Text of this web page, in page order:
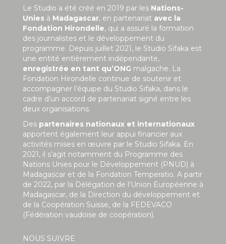
Le Studio a été créé en 2019 par les Nations-
Unies à Madagascar, en partenariat avec la
Fondation Hirondelle, qui a assuré la formation
des journalistes et le développement du
programme. Depuis juillet 2021, le Studio Sifaka est
une entité entièrement indépendante,
enregistrée en tant qu’ONG malgache. La
Fondation Hirondelle continue de soutenir et
accompagner l’équipe du Studio Sifaka, dans le
cadre d’un accord de partenariat signé entre les
deux organisations.
Des partenaires nationaux et internationaux
apportent également leur appui financier aux
activités mises en œuvre par le Studio Sifaka. En
2021, il s’agit notamment du Programme des
Nations Unies pour le Développement (PNUD) à
Madagascar et de la Fondation Temperatio. A partir
de 2022, par la Délégation de l’Union Européenne à
Madagascar, de la Direction du développement et
de la Coopération Suisse, de la FEDEVACO
(Fédération vaudoise de coopération).
NOUS SUIVRE